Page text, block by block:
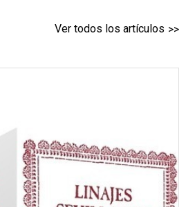
Ver todos los artículos